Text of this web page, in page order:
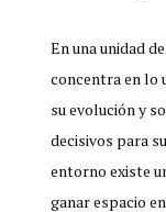
En una unidad
concentra en lo
su evolución y
decisivos para
entorno existe
ganar espacio